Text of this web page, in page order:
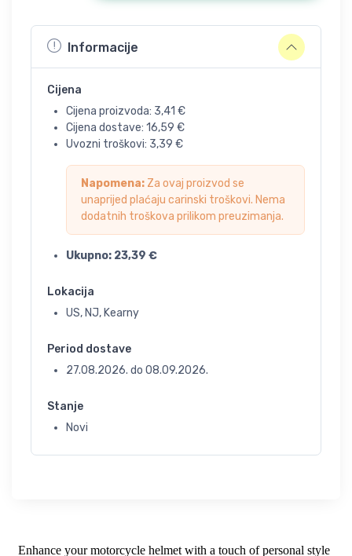
Informacije
Cijena
Cijena proizvoda: 3,41 €
Cijena dostave: 16,59 €
Uvozni troškovi: 3,39 €
Napomena: Za ovaj proizvod se
unaprijed plaćaju carinski troškovi. Nema
dodatnih troškova prilikom preuzimanja.
Ukupno: 23,39 €
Lokacija
US, NJ, Kearny
Period dostave
27.08.2026. do 08.09.2026.
Stanje
Novi